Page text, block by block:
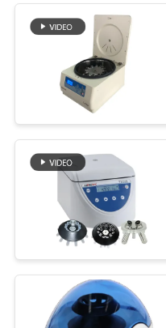
แผนผัง
เว็บไซต์
PRIVACY
POLICY